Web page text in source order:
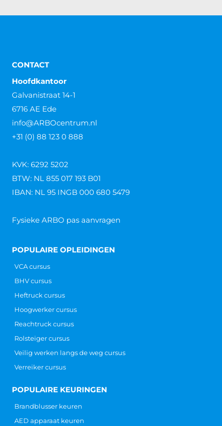
CONTACT
Hoofdkantoor
Galvanistraat 14-1
6716 AE Ede
info@ARBOcentrum.nl
+31 (0) 88 123 0 888
KVK: 6292 5202
BTW: NL 855 017 193 B01
IBAN: NL 95 INGB 000 680 5479
Fysieke ARBO pas aanvragen
POPULAIRE OPLEIDINGEN
VCA cursus
BHV cursus
Heftruck cursus
Hoogwerker cursus
Reachtruck cursus
Rolsteiger cursus
Veilig werken langs de weg cursus
Verreiker cursus
POPULAIRE KEURINGEN
Brandblusser keuren
AED apparaat keuren